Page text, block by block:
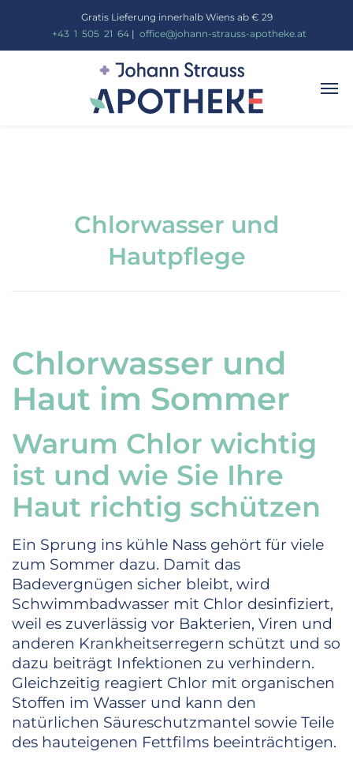
Gratis Lieferung innerhalb Wiens ab € 29
+43 1 505_ 21 64| office@johann-strauss-apotheke.at
Chlorwasser und
Hautpflege
Chlorwasser und
Haut im Sommer
Warum Chlor wichtig
ist und wie Sie Ihre
Haut richtig schützen
Ein Sprung ins kühle Nass gehört für viele
zum Sommer dazu. Damit das
Badevergnügen sicher bleibt, wird
Schwimmbadwasser mit Chlor desinfiziert,
weil es zuverlässig vor Bakterien, Viren und
anderen Krankheitserregern schützt und so
dazu beiträgt Infektionen zu verhindern.
Gleichzeitig reagiert Chlor mit organischen
Stoffen im Wasser und kann den
natürlichen Säureschutzmantel sowie Teile
des hauteigenen Fettfilms beeinträchtigen.